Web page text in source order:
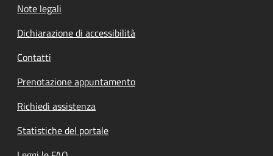
Note legali
Dichiarazione di accessibilità
Contatti
Prenotazione appuntamento
Richiedi assistenza
Statistiche del portale